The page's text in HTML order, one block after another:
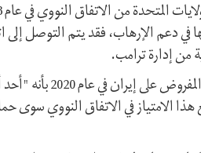
دعم الإرهاب، فقد يتم التوصل إلى
من إدارة ترامب.
ووصف جون بولتون
الامتياز في الاتفاق النووي سوى